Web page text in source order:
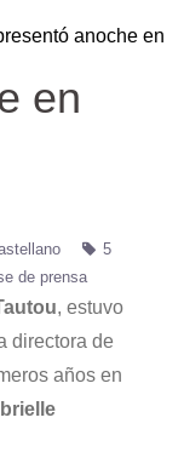
anoche en
en
5
de prensa
, estuvo
directora de
años en